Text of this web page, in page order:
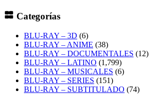
Categorías
BLU-RAY – 3D (6)
BLU-RAY – ANIME (38)
BLU-RAY – DOCUMENTALES (12)
BLU-RAY – LATINO (1,799)
BLU-RAY – MUSICALES (6)
BLU-RAY – SERIES (151)
BLU-RAY – SUBTITULADO (74)